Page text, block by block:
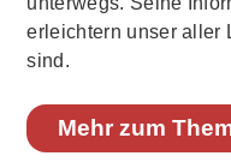
erleichtern unser aller
sind.
Mehr zum